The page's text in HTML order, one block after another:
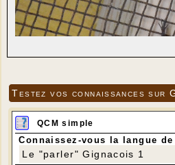
Testez vos connaissances sur
QCM simple
Connaissez-vous la langue
Le "parler" Gignacois 1